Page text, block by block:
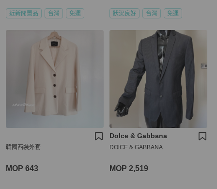
近新閒置品 台灣 免運 狀況良好 台灣 免運
韓國西裝外套
MOP 643
Dolce & Gabbana
DOlCE & GABBANA
MOP 2,519